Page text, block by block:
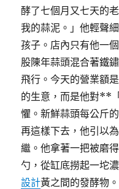
酵了七個月又七天的
我的蒜泥。」他輕聲
孩子。店內只有他一
股陳年蒜頭混合著鐵
飛行。今天的營業額
的生意，而是他對**
懼。新鮮蒜頭每公斤
再這樣下去，他引以
繼。他拿著一把被磨
勺，從缸底撈起一坨
設計黃之間的發酵物